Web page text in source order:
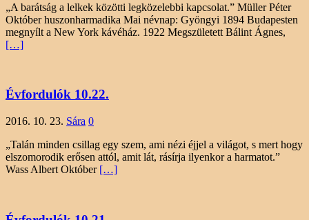
„A barátság a lelkek közötti legközelebbi kapcsolat.” Müller Péter
Október huszonharmadika Mai névnap: Gyöngyi 1894 Budapesten
megnyílt a New York kávéház. 1922 Megszületett Bálint Ágnes,
[…]
Évfordulók 10.22.
2016. 10. 23. Sára 0
„Talán minden csillag egy szem, ami nézi éjjel a világot, s mert hogy
elszomorodik erősen attól, amit lát, rásírja ilyenkor a harmatot.”
Wass Albert Október […]